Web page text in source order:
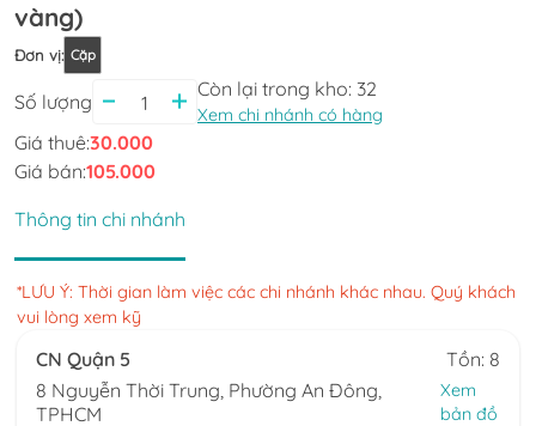
vàng)
Đơn vị: Cặp
Số lượng
Còn lại trong kho: 32
Xem chi nhánh có hàng
Giá thuê:30.000
Giá bán:105.000
Thông tin chi nhánh
*LƯU Ý: Thời gian làm việc các chi nhánh khác nhau. Quý khách
vui lòng xem kỹ
CN Quận 5
Tồn: 8
8 Nguyễn Thời Trung, Phường An Đông,
TPHCM
Xem
bản đồ